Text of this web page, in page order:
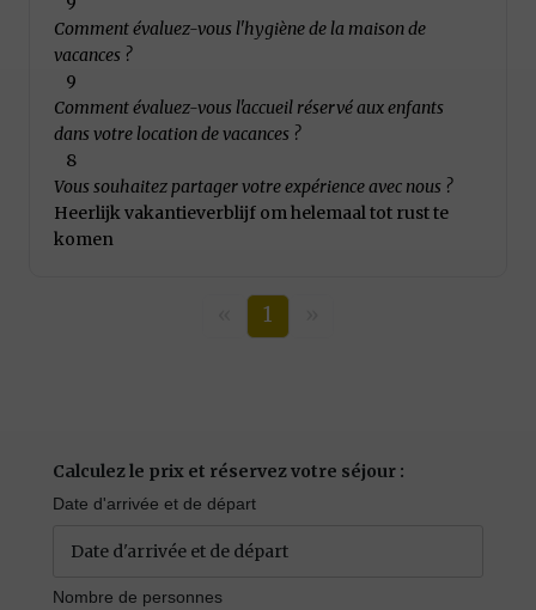
Comment évaluez-vous l'hygiène de la maison de
vacances ?
9
Comment évaluez-vous l'accueil réservé aux enfants
dans votre location de vacances ?
8
Vous souhaitez partager votre expérience avec nous ?
Heerlijk vakantieverblijf om helemaal tot rust te
komen
1
Calculez le prix et réservez votre séjour :
Date d'arrivée et de départ
Nombre de personnes